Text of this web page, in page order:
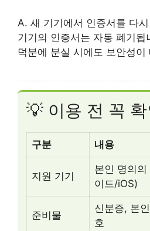
A. 새 기기에서 인증서를 다
기기의 인증서는 자동 폐기됩
덕분에 분실 시에도 보안성이
💡 이용 전 꼭
구분 내용
지원 기기
본인 명의
이드/iOS)
준비물
신분증, 본
호